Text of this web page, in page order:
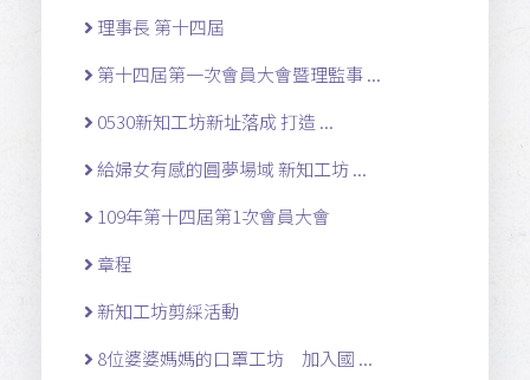
理事長 第十四屆
第十四屆第一次會員大會暨理監事 ...
0530新知工坊新址落成 打造 ...
給婦女有感的圓夢場域 新知工坊 ...
109年第十四屆第1次會員大會
章程
新知工坊剪綵活動
8位婆婆媽媽的口罩工坊 加入國 ...